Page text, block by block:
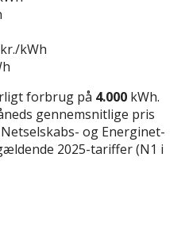
kWh
forbrug på 4.000 kWh.
gennemsnitlige pris
og Energinet-
2025-tariffer (N1 i